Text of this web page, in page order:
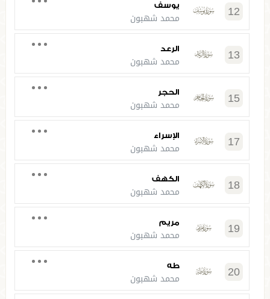
12 يوسف
محمد شهبون
13 الرعد
محمد شهبون
15 الحجر
محمد شهبون
17 الإسراء
محمد شهبون
18 الكهف
محمد شهبون
19 مريم
محمد شهبون
20 طه
محمد شهبون